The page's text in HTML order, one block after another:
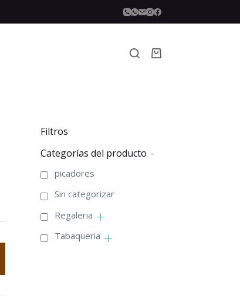
Carro
Filtros
Categorías del producto -
picadores
Sin categorizar
Regaleria
Tabaqueria